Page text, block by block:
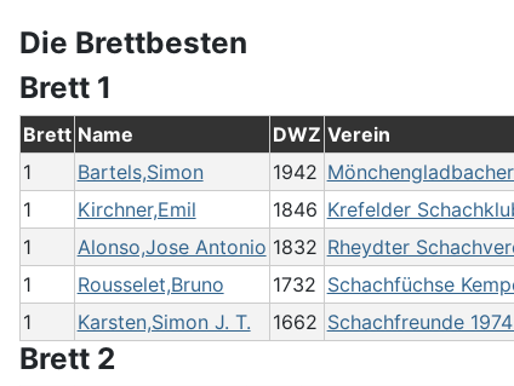
Die Brettbesten
Brett 1
Brett Name DWZ Verein
1
Bartels,Simon 1942
1
Kirchner,Emil 1846 Krefelder
1
Alonso,Jose Antonio 1832 Rheydter
1
Rousselet,Bruno 1732 Schachfüchse
1
Karsten,Simon J. T. 1662 Schachfreunde
Brett 2